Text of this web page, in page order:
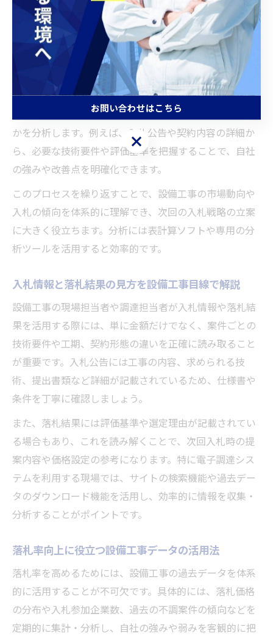
省などの入札情報サイトで公開されている入札結果一覧
ページにアクセスし、対象となる案件の概要や調達金
額、参加企業、落札者、契約内容などの基本データを整
次に、過去の落札価格や入札参加企業の傾向、競合他社
の動向を比較し、どのような条件で落札が決まっている
かを分析します。例えば、入札公告や契約内容の詳細か
ら、必要な技術要件や評価基準を把握することで、自社
の強みや改善点を明確化できます。
このプロセスを繰り返すことで、設備工事の市場動向や
入札の傾向を体系的に理解でき、次回の入札戦略の立案
に大きく役立ちます。分析には表計算ソフトや専用の分
析ツールを活用すると効率的です。
入札情報と落札結果の見方を設備工事目線で解説
設備工事の現場担当者や調達担当者が入札情報や落札結
果を活用する際には、単に金額だけでなく、案件ごとの
技術要件や工期、契約形態の違いを正確に読み取ること
が重要です。入札公告には工事の内容、求められる技
術、提出書類など詳細が記載されているため、仕様書や
条件を丁寧に確認しましょう。
また、落札結果には評価基準や選定理由が記載されてい
る場合もあり、これを読み解くことで、次回入札時の提
案内容や価格設定の参考になります。特に電子調達シス
テムを利用する現場では、サイトの検索機能や過去デー
タのダウンロード機能を活用し、効率的に情報を収集・
分析することがポイントです。
落札率向上に役立つ設備工事データの活用法
落札率を高めるためには、設備工事の過去データを体系
的に活用することが不可欠です。具体的には、落札価格
の分布や入札参加企業数、過去の不調案件の傾向などを
定期的に集計・分析し、自社の強みや弱みを客観的に把
お問い合わせはこちら
お問い合わせはこちら